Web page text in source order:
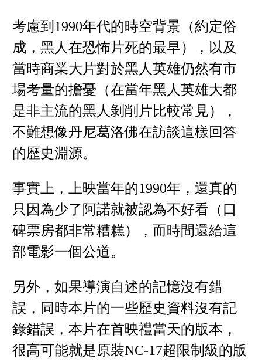
考慮到1990年代的時空背景（約定俗
成，黑人在恐怖片死的最早），以及
當時商業大片對於黑人英雄仍然有市
場考量的擔憂（在當年黑人英雄大都
是非主流的黑人剝削片比較常見），
不難想像丹尼葛洛佛在訪談這樣回答
的歷史淵源。
事實上，上映當年的1990年，還真的
只因為少了阿諾就被認為不好看（口
碑票房都非常糟糕），而時間還給這
部電影一個公道。
另外，如果導演自述的記憶沒有錯
誤，同時本片的一些歷史資料沒有記
錄錯誤，本片在首映禮當天的版本，
很高可能就是原裝NC-17超限制級的版